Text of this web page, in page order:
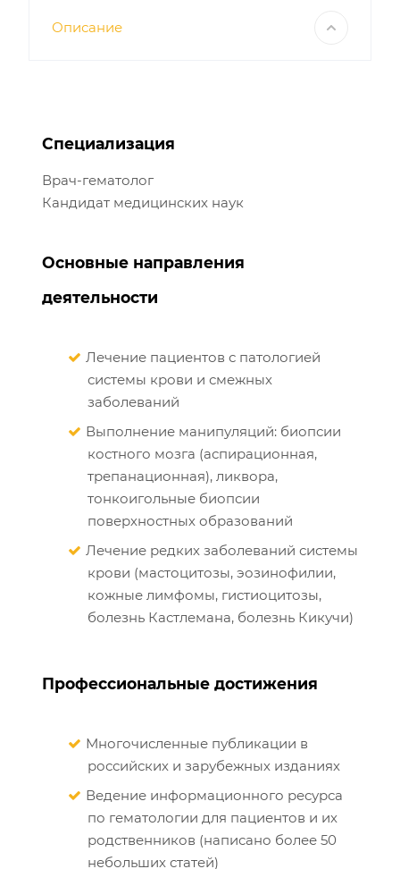
Описание
Специализация
Врач-гематолог
Кандидат медицинских наук
Основные направления
деятельности
Лечение пациентов с патологией
системы крови и смежных
заболеваний
Выполнение манипуляций: биопсии
костного мозга (аспирационная,
трепанационная), ликвора,
тонкоигольные биопсии
поверхностных образований
Лечение редких заболеваний системы
крови (мастоцитозы, эозинофилии,
кожные лимфомы, гистиоцитозы,
болезнь Кастлемана, болезнь Кикучи)
Профессиональные достижения
Многочисленные публикации в
российских и зарубежных изданиях
Ведение информационного ресурса
по гематологии для пациентов и их
родственников (написано более 50
небольших статей)